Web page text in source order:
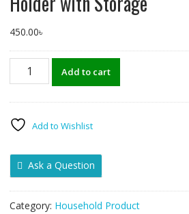
450.00৳
Multifunction
Tissue
Cover
with
Storage
Add to cart
Add to Wishlist
Ask a Question
Category: Household Product